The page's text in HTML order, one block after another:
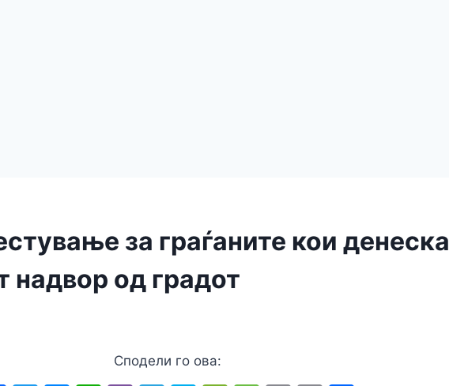
за граѓаните кои денеска
надвор од градот
Сподели го ова: